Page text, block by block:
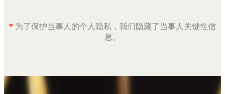
* 为了保护当事人的个人隐私，我们隐藏了当事人关键性信
息。